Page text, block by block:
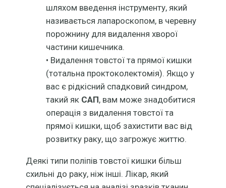
шляхом введення інструменту, який
називається лапароскопом, в черевну
порожнину для видалення хворої
частини кишечника.
• Видалення товстої та прямої кишки
(тотальна проктоколектомія). Якщо у
вас є рідкісний спадковий синдром,
такий як САП, вам може знадобитися
операція з видалення товстої та
прямої кишки, щоб захистити вас від
розвитку раку, що загрожує життю.
Деякі типи поліпів товстої кишки більш
схильні до раку, ніж інші. Лікар, який